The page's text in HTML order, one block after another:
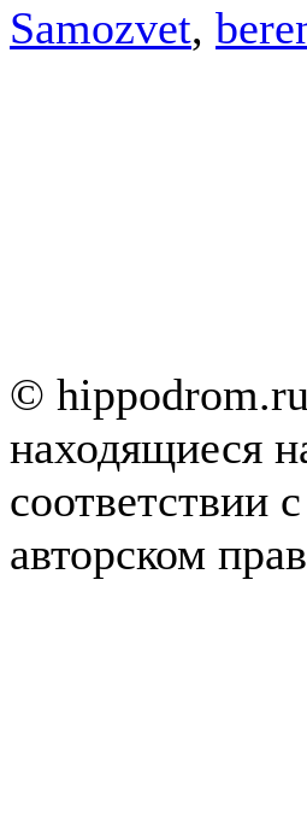
Samozvet,
©
находящиеся
соответствии
авторском